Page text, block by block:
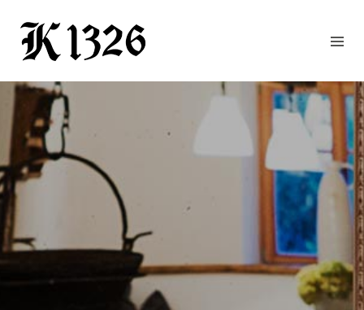
HOTEL
EVENTS
REGION
ZIMMER
BUCHEN
KONTAKT